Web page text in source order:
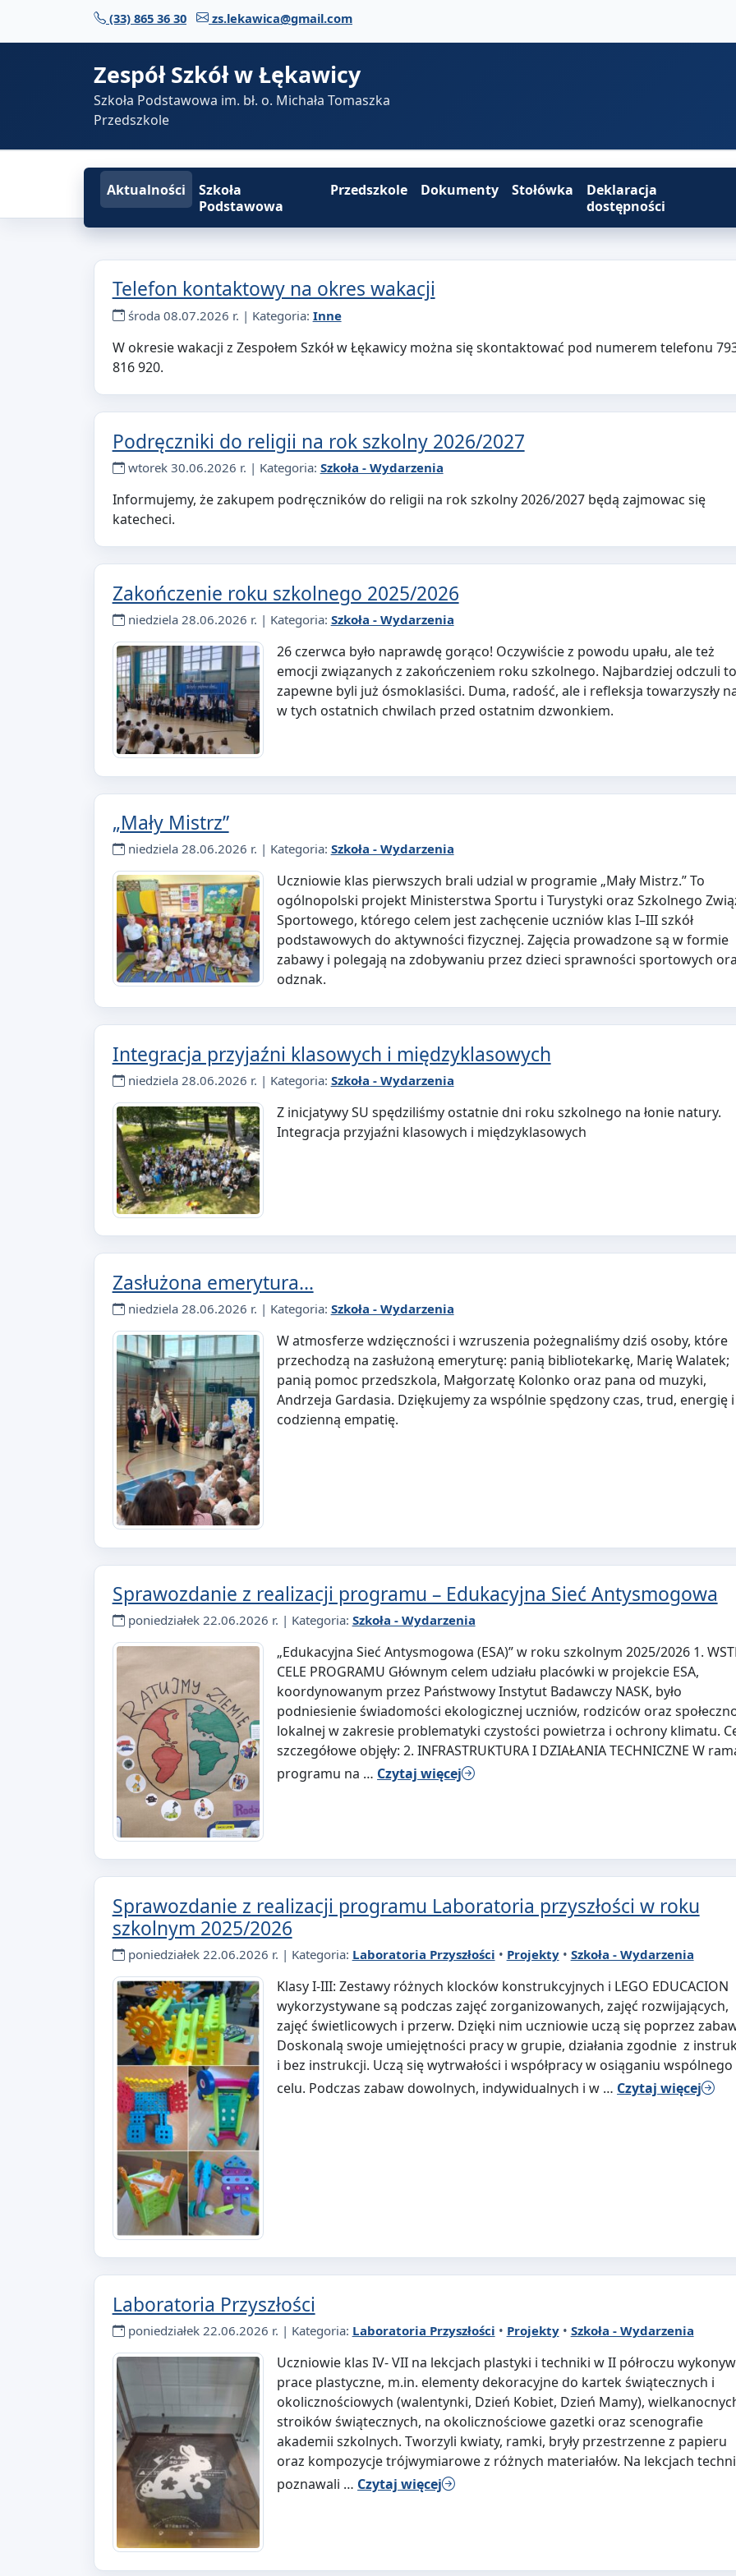
Przejdź do treści (33) 865 36 30 zs.lekawica@gmail.com
Zespół Szkół w Łękawicy
Szkoła Podstawowa im. bł. o. Michała Tomaszka
Przedszkole
Aktualności
Szkoła
Podstawowa
Przedszkole Dokumenty Stołówka
Deklaracja
dostępności
Aktualności
Telefon kontaktowy na okres wakacji
środa 08.07.2026 r. | Kategoria: Inne
W okresie wakacji z Zespołem Szkół w Łękawicy można się skontaktować pod numerem telefonu
816 920.
Podręczniki do religii na rok szkolny 2026/2027
wtorek 30.06.2026 r. | Kategoria: Szkoła - Wydarzenia
Informujemy, że zakupem podręczników do religii na rok szkolny 2026/2027 będą zajmowac się
katecheci.
Zakończenie roku szkolnego 2025/2026
niedziela 28.06.2026 r. | Kategoria: Szkoła - Wydarzenia
26 czerwca było naprawdę gorąco! Oczywiście z powodu upału, ale też
emocji związanych z zakończeniem roku szkolnego. Najbardziej odczuli to
zapewne byli już ósmoklasiści. Duma, radość, ale i refleksja towarzyszły
w tych ostatnich chwilach przed ostatnim dzwonkiem.
„Mały Mistrz”
niedziela 28.06.2026 r. | Kategoria: Szkoła - Wydarzenia
Uczniowie klas pierwszych brali udzial w programie „Mały Mistrz.” To
ogólnopolski projekt Ministerstwa Sportu i Turystyki oraz Szkolnego
Sportowego, którego celem jest zachęcenie uczniów klas I–III szkół
podstawowych do aktywności fizycznej. Zajęcia prowadzone są w formie
zabawy i polegają na zdobywaniu przez dzieci sprawności sportowych
odznak.
Integracja przyjaźni klasowych i międzyklasowych
niedziela 28.06.2026 r. | Kategoria: Szkoła - Wydarzenia
Z inicjatywy SU spędziliśmy ostatnie dni roku szkolnego na łonie natury.
Integracja przyjaźni klasowych i międzyklasowych
Zasłużona emerytura…
niedziela 28.06.2026 r. | Kategoria: Szkoła - Wydarzenia
W atmosferze wdzięczności i wzruszenia pożegnaliśmy dziś osoby, które
przechodzą na zasłużoną emeryturę: panią bibliotekarkę, Marię Walatek;
panią pomoc przedszkola, Małgorzatę Kolonko oraz pana od muzyki,
Andrzeja Gardasia. Dziękujemy za wspólnie spędzony czas, trud, energię i
codzienną empatię.
Sprawozdanie z realizacji programu – Edukacyjna Sieć Antysmogowa
poniedziałek 22.06.2026 r. | Kategoria: Szkoła - Wydarzenia
„Edukacyjna Sieć Antysmogowa (ESA)” w roku szkolnym 2025/2026 1.
CELE PROGRAMU Głównym celem udziału placówki w projekcie ESA,
koordynowanym przez Państwowy Instytut Badawczy NASK, było
podniesienie świadomości ekologicznej uczniów, rodziców oraz
lokalnej w zakresie problematyki czystości powietrza i ochrony klimatu.
szczegółowe objęły: 2. INFRASTRUKTURA I DZIAŁANIA TECHNICZNE W
programu na … Czytaj więcej
Sprawozdanie z realizacji programu Laboratoria przyszłości w roku
szkolnym 2025/2026
poniedziałek 22.06.2026 r. | Kategoria: Laboratoria Przyszłości • Projekty• Szkoła - Wydarzenia
Klasy I-III: Zestawy różnych klocków konstrukcyjnych i LEGO EDUCACION
wykorzystywane są podczas zajęć zorganizowanych, zajęć rozwijających,
zajęć świetlicowych i przerw. Dzięki nim uczniowie uczą się poprzez
Doskonalą swoje umiejętności pracy w grupie, działania zgodnie z
i bez instrukcji. Uczą się wytrwałości i współpracy w osiąganiu wspólnego
celu. Podczas zabaw dowolnych, indywidualnych i w … Czytaj więcej
Laboratoria Przyszłości
poniedziałek 22.06.2026 r. | Kategoria: Laboratoria Przyszłości • Projekty• Szkoła - Wydarzenia
Uczniowie klas IV- VII na lekcjach plastyki i techniki w II półroczu
prace plastyczne, m.in. elementy dekoracyjne do kartek świątecznych i
okolicznościowych (walentynki, Dzień Kobiet, Dzień Mamy),
stroików świątecznych, na okolicznościowe gazetki oraz scenografie
akademii szkolnych. Tworzyli kwiaty, ramki, bryły przestrzenne z papieru
oraz kompozycje trójwymiarowe z różnych materiałów. Na lekcjach
poznawali … Czytaj więcej